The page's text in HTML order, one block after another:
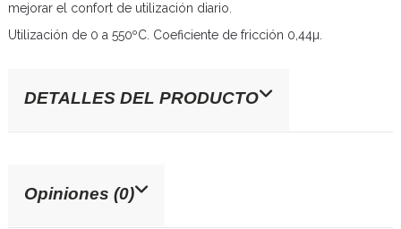
mejorar el confort de utilización diario.
Utilización de 0 a 550ºC. Coeficiente de fricción 0,44µ.
DETALLES DEL PRODUCTO
Opiniones (0)